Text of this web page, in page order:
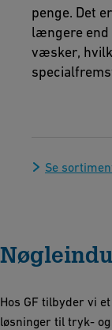
penge. Det
længere end
væsker,
Se
Hos GF tilbyder vi
løsninger til tryk-